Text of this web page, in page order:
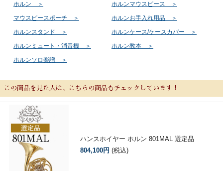
ホルン ＞
ホルンマウスピース ＞
マウスピースポーチ ＞
ホルンお手入れ用品 ＞
ホルンスタンド ＞
ホルンケース/ケースカバー ＞
ホルンミュート・消音機 ＞
ホルン教本 ＞
ホルンソロ楽譜 ＞
この商品を見た人は、こちらの商品もチェックしています！
ハンスホイヤー ホルン 801MAL 選定品
804,100円 (税込)